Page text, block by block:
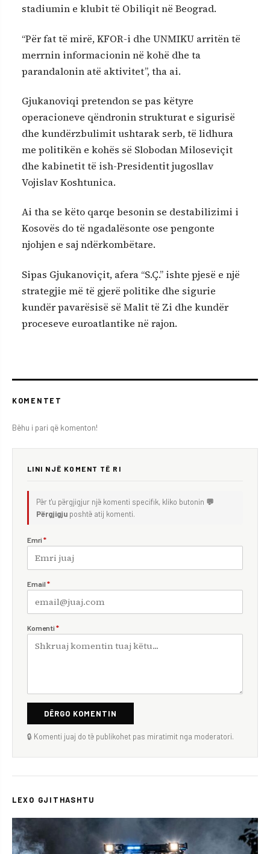
stadiumin e klubit të Obiliqit në Beograd.
“Për fat të mirë, KFOR-i dhe UNMIKU arritën të
merrnin informacionin në kohë dhe ta
parandalonin atë aktivitet”, tha ai.
Gjukanoviqi pretendon se pas këtyre
operacioneve qëndronin strukturat e sigurisë
dhe kundërzbulimit ushtarak serb, të lidhura
me politikën e kohës së Slobodan Miloseviçit
dhe kabinetit të ish-Presidentit jugosllav
Vojislav Koshtunica.
Ai tha se këto qarqe besonin se destabilizimi i
Kosovës do të ngadalësonte ose pengonte
njohjen e saj ndërkombëtare.
Sipas Gjukanoviçit, afera “S.Ç.” ishte pjesë e një
strategjie më të gjerë politike dhe sigurie
kundër pavarësisë së Malit të Zi dhe kundër
proceseve euroatlantike në rajon.
KOMENTET
Bëhu i pari që komenton!
LINI NJË KOMENT TË RI
Për t'u përgjigjur një komenti specifik, kliko butonin 💬
Përgjigju poshtë atij komenti.
Emri *
Email *
Komenti *
DËRGO KOMENTIN
🔒 Komenti juaj do të publikohet pas miratimit nga moderatori.
LEXO GJITHASHTU